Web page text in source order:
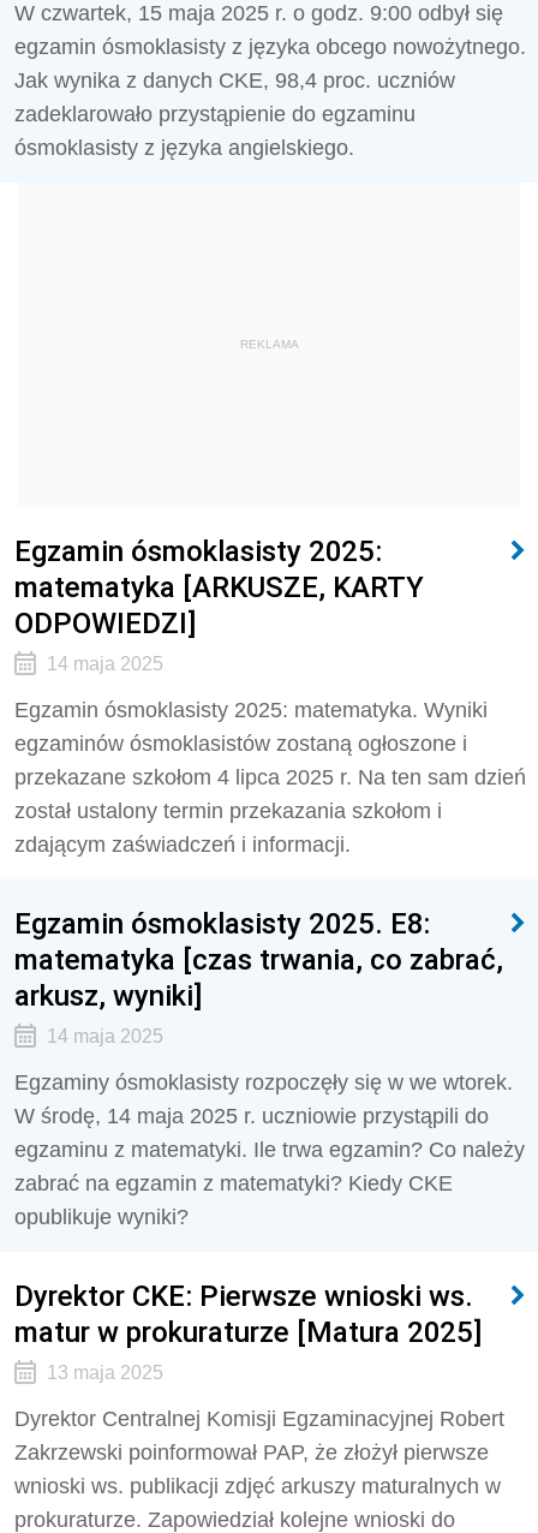
W czwartek, 15 maja 2025 r. o godz. 9:00 odbył się
egzamin ósmoklasisty z języka obcego nowożytnego.
Jak wynika z danych CKE, 98,4 proc. uczniów
zadeklarowało przystąpienie do egzaminu
ósmoklasisty z języka angielskiego.
REKLAMA
Egzamin ósmoklasisty 2025:
matematyka [ARKUSZE, KARTY
ODPOWIEDZI]
14 maja 2025
Egzamin ósmoklasisty 2025: matematyka. Wyniki
egzaminów ósmoklasistów zostaną ogłoszone i
przekazane szkołom 4 lipca 2025 r. Na ten sam dzień
został ustalony termin przekazania szkołom i
zdającym zaświadczeń i informacji.
Egzamin ósmoklasisty 2025. E8:
matematyka [czas trwania, co zabrać,
arkusz, wyniki]
14 maja 2025
Egzaminy ósmoklasisty rozpoczęły się w we wtorek.
W środę, 14 maja 2025 r. uczniowie przystąpili do
egzaminu z matematyki. Ile trwa egzamin? Co należy
zabrać na egzamin z matematyki? Kiedy CKE
opublikuje wyniki?
Dyrektor CKE: Pierwsze wnioski ws.
matur w prokuraturze [Matura 2025]
13 maja 2025
Dyrektor Centralnej Komisji Egzaminacyjnej Robert
Zakrzewski poinformował PAP, że złożył pierwsze
wnioski ws. publikacji zdjęć arkuszy maturalnych w
prokuraturze. Zapowiedział kolejne wnioski do